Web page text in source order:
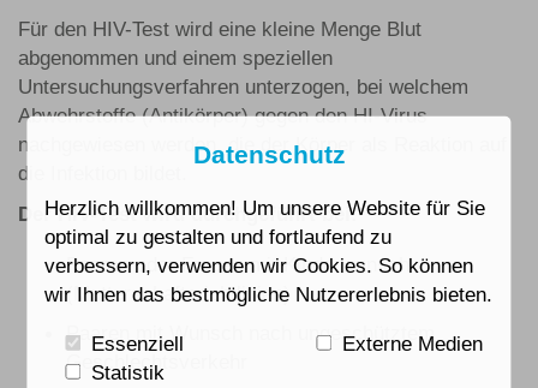
Für den HIV-Test wird eine kleine Menge Blut
abgenommen und einem speziellen
Untersuchungsverfahren unterzogen, bei welchem
Abwehrstoffe (Antikörper) gegen den HI-Virus
nachgewiesen werden, die der Körper als Reaktion auf
die Infektion bildet.
Der HIV-Test wird durchgeführt bei:
Paaren oder Frauen mit Kinderwunsch
(Mutterschaftsrichtlinien)
Paaren mit Wunsch nach ungeschütztem
Geschlechtsverkehr
Datenschutz
Herzlich willkommen! Um unsere Website für Sie
optimal zu gestalten und fortlaufend zu
verbessern, verwenden wir Cookies. So können
wir Ihnen das bestmögliche Nutzererlebnis bieten.
Essenziell
Externe Medien
Statistik